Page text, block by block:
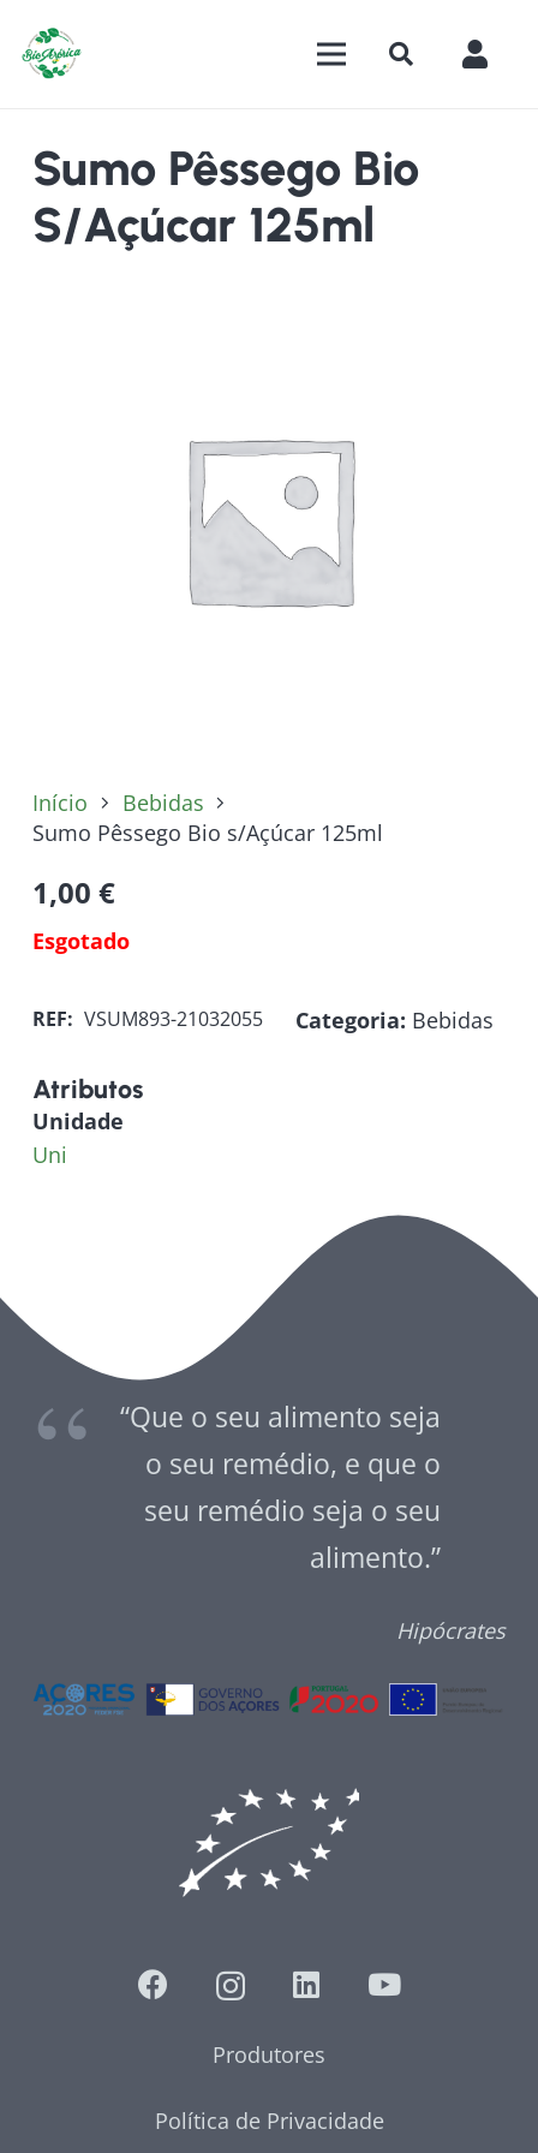
Sumo Pêssego Bio
S/Açúcar 125ml
Início
Bebidas
Sumo Pêssego Bio s/Açúcar 125ml
1,00 €
Esgotado
REF: VSUM893-21032055 Categoria: Bebidas
Atributos
Unidade
Uni
“Que o seu alimento seja
o seu remédio, e que o
seu remédio seja o seu
alimento.”
Hipócrates
Produtores
Política de Privacidade